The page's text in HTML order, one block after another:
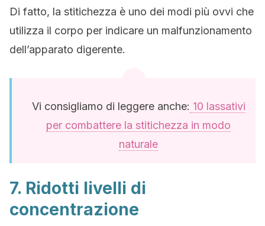
Di fatto, la stitichezza è uno dei modi più ovvi che
utilizza il corpo per indicare un malfunzionamento
dell’apparato digerente.
Vi consigliamo di leggere anche: 10 lassativi
per combattere la stitichezza in modo
naturale
7. Ridotti livelli di
concentrazione